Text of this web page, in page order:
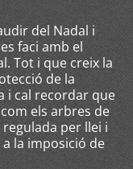
del Nadal i
faci amb el
Tot i que creix la
de la
i cal recordar que
com els arbres de
per llei i
la imposició de